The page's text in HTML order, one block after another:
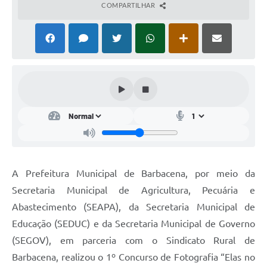
Festival Gastronômico
Legislação
Transparência
SIC
COMPARTILHAR
A Prefeitura Municipal de Barbacena, por meio da
Secretaria Municipal de Agricultura, Pecuária e
Abastecimento (SEAPA), da Secretaria Municipal de
Educação (SEDUC) e da Secretaria Municipal de Governo
(SEGOV), em parceria com o Sindicato Rural de
Barbacena, realizou o 1º Concurso de Fotografia “Elas no